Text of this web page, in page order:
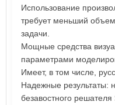
Использование
требует меньший
задачи.
Мощные средства
параметрами
Имеет, в том числе,
Надежные результаты:
безавостного решателя